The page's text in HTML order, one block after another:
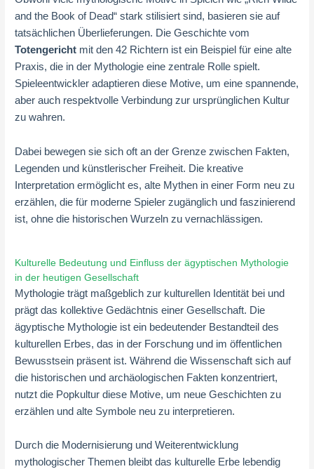
and the Book of Dead“ stark stilisiert sind, basieren sie auf
tatsächlichen Überlieferungen. Die Geschichte vom
Totengericht mit den 42 Richtern ist ein Beispiel für eine alte
Praxis, die in der Mythologie eine zentrale Rolle spielt.
Spieleentwickler adaptieren diese Motive, um eine spannende,
aber auch respektvolle Verbindung zur ursprünglichen Kultur
zu wahren.
Dabei bewegen sie sich oft an der Grenze zwischen Fakten,
Legenden und künstlerischer Freiheit. Die kreative
Interpretation ermöglicht es, alte Mythen in einer Form neu zu
erzählen, die für moderne Spieler zugänglich und faszinierend
ist, ohne die historischen Wurzeln zu vernachlässigen.
Kulturelle Bedeutung und Einfluss der ägyptischen Mythologie
in der heutigen Gesellschaft
Mythologie trägt maßgeblich zur kulturellen Identität bei und
prägt das kollektive Gedächtnis einer Gesellschaft. Die
ägyptische Mythologie ist ein bedeutender Bestandteil des
kulturellen Erbes, das in der Forschung und im öffentlichen
Bewusstsein präsent ist. Während die Wissenschaft sich auf
die historischen und archäologischen Fakten konzentriert,
nutzt die Popkultur diese Motive, um neue Geschichten zu
erzählen und alte Symbole neu zu interpretieren.
Durch die Modernisierung und Weiterentwicklung
mythologischer Themen bleibt das kulturelle Erbe lebendig